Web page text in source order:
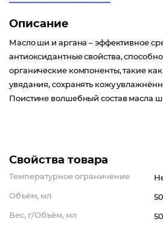
Описание
Масло ши и аргана – эффективное
антиоксидантные свойства,
органические компоненты, такие
увядания, сохранять кожу
Поистине волшебный состав масла
Свойства товара
Температурное ограничение
Объём, мл 50
Вес, г/Объём, мл 50